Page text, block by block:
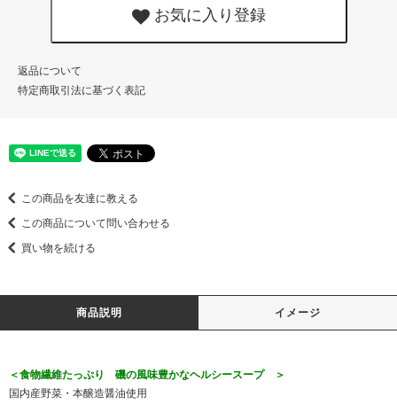
お気に入り登録
返品について
特定商取引法に基づく表記
この商品を友達に教える
この商品について問い合わせる
買い物を続ける
商品説明 イメージ
＜食物繊維たっぷり 磯の風味豊かなヘルシースープ ＞
国内産野菜・本醸造醤油使用